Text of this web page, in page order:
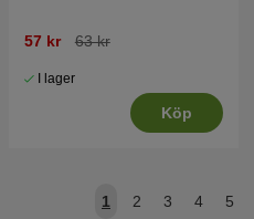
57 kr 63 kr
I lager
Köp
1 2 3 4 5